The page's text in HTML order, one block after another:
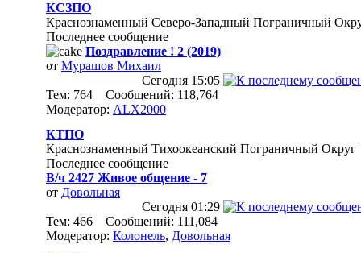
КСЗПО
Краснознаменный Северо-Западный Пограничный
Последнее сообщение
Поздравление ! 2 (2019)
от Мурашов Михаил
Сегодня 15:05
Тем: 764 Сообщений: 118,764
Модератор: ALX2000
КТПО
Краснознаменный Тихоокеанский Пограничный Округ
Последнее сообщение
В/ч 2427 Живое общение - 7
от Довольная
Сегодня 01:29
Тем: 466 Сообщений: 111,084
Модератор: Колонель, Довольная